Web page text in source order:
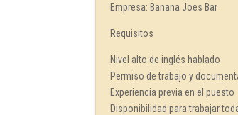
Empresa: Banana Joes Bar
Requisitos
Nivel alto de inglés hablado
Permiso de trabajo y
Experiencia previa en el puesto
Disponibilidad para trabajar